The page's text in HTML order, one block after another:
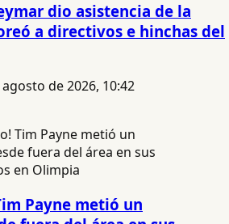
dio asistencia de la
a directivos e hinchas del
agosto de 2026, 10:42
Payne metió un